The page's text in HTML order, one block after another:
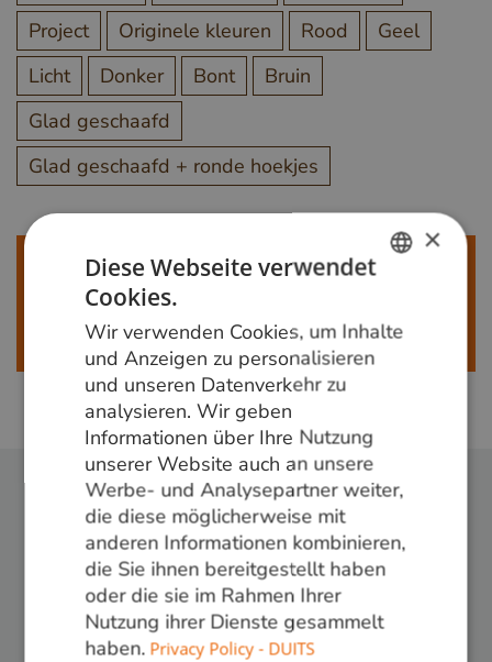
Project
Originele kleuren Rood
Geel
Licht
Donker Bont
Bruin
Glad geschaafd
Glad geschaafd + ronde hoekjes
Meer weten?
Bel ons op+31 348 820000
alleen aan bedrijven.
Folge uns:
GERMAN
ENGLISH
×
Diese Webseite verwendet
Cookies.
Wir verwenden Cookies, um Inhalte
und Anzeigen zu personalisieren
und unseren Datenverkehr zu
analysieren. Wir geben
Informationen über Ihre Nutzung
unserer Website auch an unsere
Werbe- und Analysepartner weiter,
die diese möglicherweise mit
anderen Informationen kombinieren,
die Sie ihnen bereitgestellt haben
oder die sie im Rahmen Ihrer
Nutzung ihrer Dienste gesammelt
haben. Privacy Policy - DUITS